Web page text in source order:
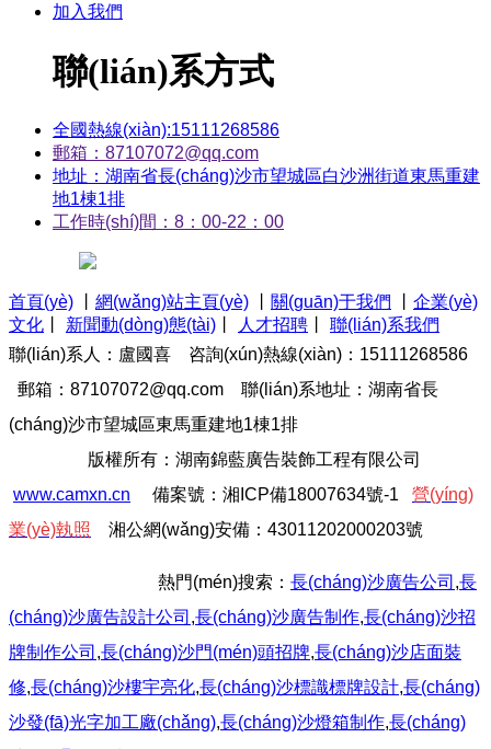
加入我們
聯(lián)系方式
全國熱線(xiàn):15111268586
郵箱：87107072@qq.com
地址：湖南省長(cháng)沙市望城區白沙洲街道東馬重建
地1棟1排
工作時(shí)間：8：00-22：00
首頁(yè) 網(wǎng)站主頁(yè) 關(guān)于我們
企業(yè)
文化
新聞動(dòng)態(tài) 人才招聘
聯(lián)系我們
聯(lián)系人：盧國喜 咨詢(xún)熱線(xiàn)：15111268586
郵箱：87107072@qq.com
聯(lián)系地址：湖南省長
(cháng)沙市望城區東馬重建地1棟1排
版權所有：湖南錦藍廣告裝飾工程有限公司
www.camxn.cn 備案號： 湘I CP備18007634號-1
營(yíng)
業(yè)執照
湘公網(wǎng)安備：43011202000203號
熱門(mén)搜索： 長(cháng)沙廣告公司 ,長
(cháng)沙廣告設計公司 ,長(cháng)沙廣告制作,長(cháng)沙招
牌制作公司 ,長(cháng)沙門(mén)頭招牌,長(cháng)沙店面裝
修,長(cháng)沙樓宇亮化,長(cháng)沙標識標牌設計,長(cháng)
沙發(fā)光字加工廠(chǎng),長(cháng)沙燈箱制作,長(cháng)